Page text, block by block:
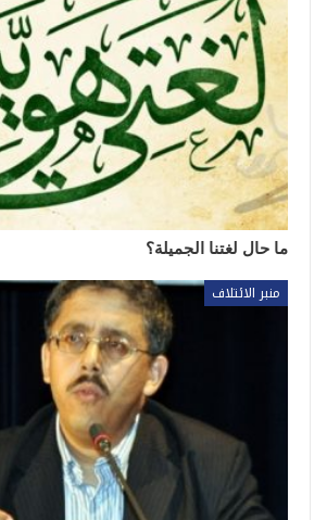
ما حال لغتنا الجميلة؟
منبر الائتلاف